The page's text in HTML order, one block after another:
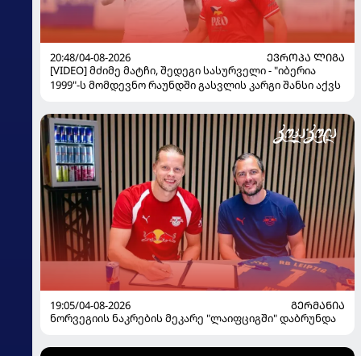
20:48/04-08-2026
ᲔᲕᲠᲝᲞᲐ ᲚᲘᲒᲐ
[VIDEO] მძიმე მატჩი, შედეგი სასურველი - "იბერია
1999"-ს მომდევნო რაუნდში გასვლის კარგი შანსი აქვს
19:05/04-08-2026
ᲒᲔᲠᲛᲐᲜᲘᲐ
ნორვეგიის ნაკრების მეკარე "ლაიფციგში" დაბრუნდა